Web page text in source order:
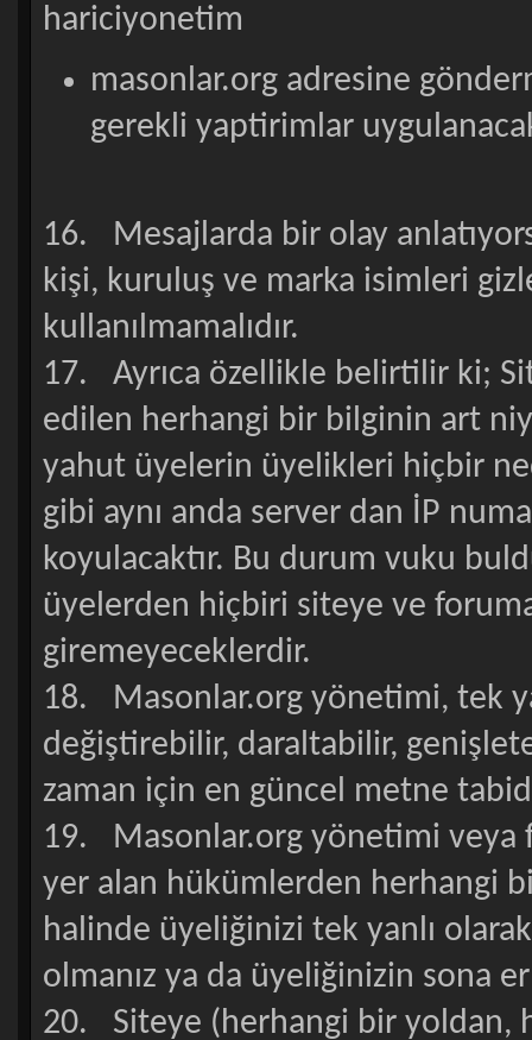
hariciyonetim
masonlar.org adresine
gerekli yaptirimlar
16. Mesajlarda bir olay
kişi, kuruluş ve marka isimleri
kullanılmamalıdır.
17. Ayrıca özellikle belirtilir ki;
edilen herhangi bir bilginin art
yahut üyelerin üyelikleri hiçbir
gibi aynı anda server dan İP
koyulacaktır. Bu durum vuku
üyelerden hiçbiri siteye ve
giremeyeceklerdir.
18. Masonlar.org yönetimi, tek
değiştirebilir, daraltabilir,
zaman için en güncel metne
19. Masonlar.org yönetimi veya
yer alan hükümlerden herhangi
halinde üyeliğinizi tek yanlı
olmanız ya da üyeliğinizin sona
20. Siteye (herhangi bir yoldan,